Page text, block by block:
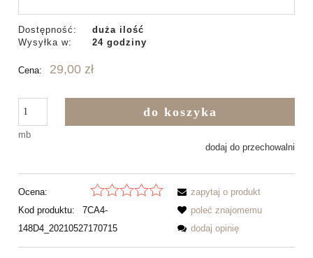
Dostępność:
duża ilość
Wysyłka w:
24 godziny
Cena: 29,00 zł
mb
do koszyka
dodaj do przechowalni
Ocena:
Kod produktu:
7CA4-
148D4_20210527170715
zapytaj o produkt
poleć znajomemu
dodaj opinię